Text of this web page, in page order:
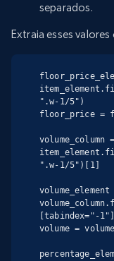
separados.
Extraia esses
".w-1/5")
floor_price =
volume_column =
".w-1/5")[1]
volume_element
[tabindex="-
volume =